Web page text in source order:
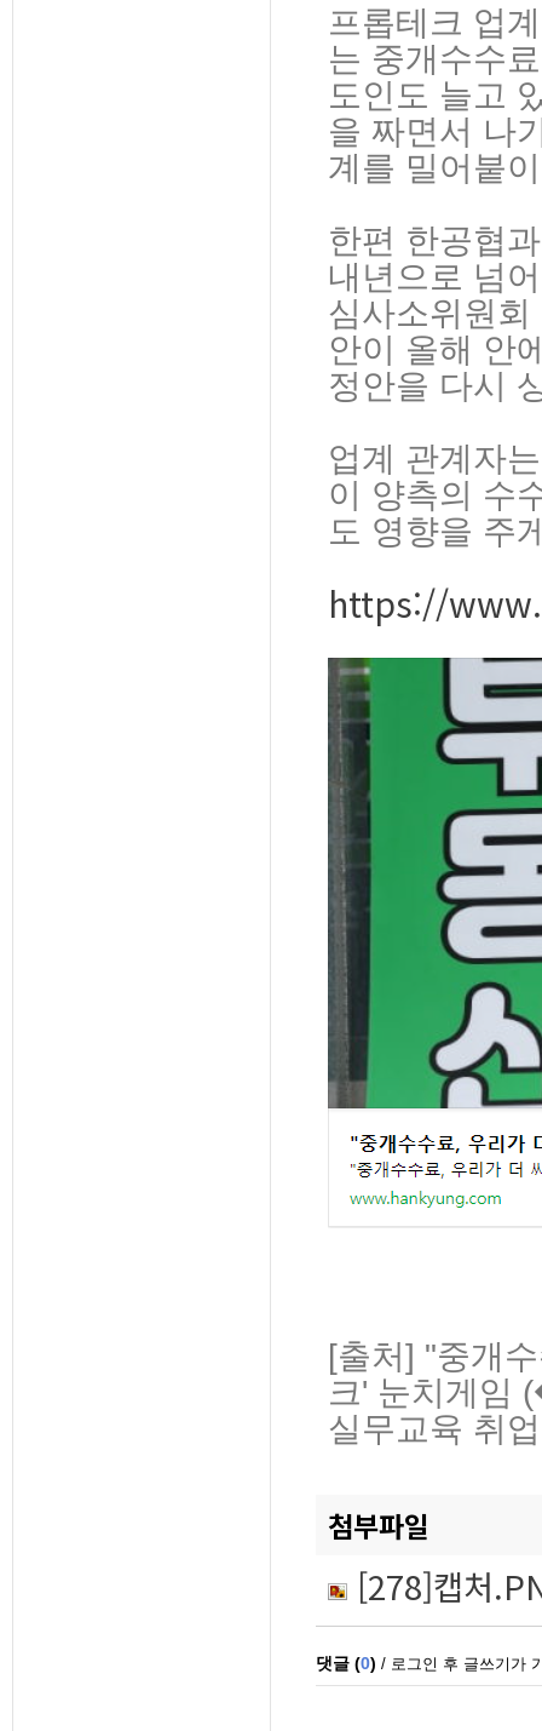
프롭테크 업
는 중개수수
도인도 늘고
을 짜면서 나
계를 밀어붙
한편 한공협
내년으로 넘
심사소위원
안이 올해 안
정안을 다시
업계 관계자
이 양측의 수
도 영향을 주
https://
[출처] "중개
크' 눈치게임
실무교육 취
첨부파일
[278]캡처